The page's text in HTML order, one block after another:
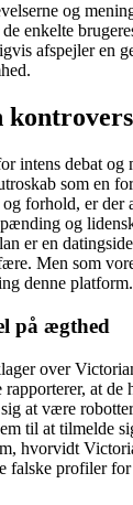
og
enkelte
afspejler en
intens debat og
som en
forhold, er der
og
er en
Men som
denne platform.
på ægthed
over
at de
at være
til at tilmelde
hvorvidt
falske profiler for